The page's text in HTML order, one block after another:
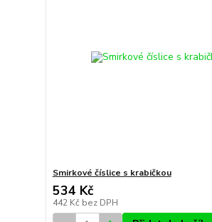
Smirkové číslice s krabičkou
534 Kč
442 Kč bez DPH